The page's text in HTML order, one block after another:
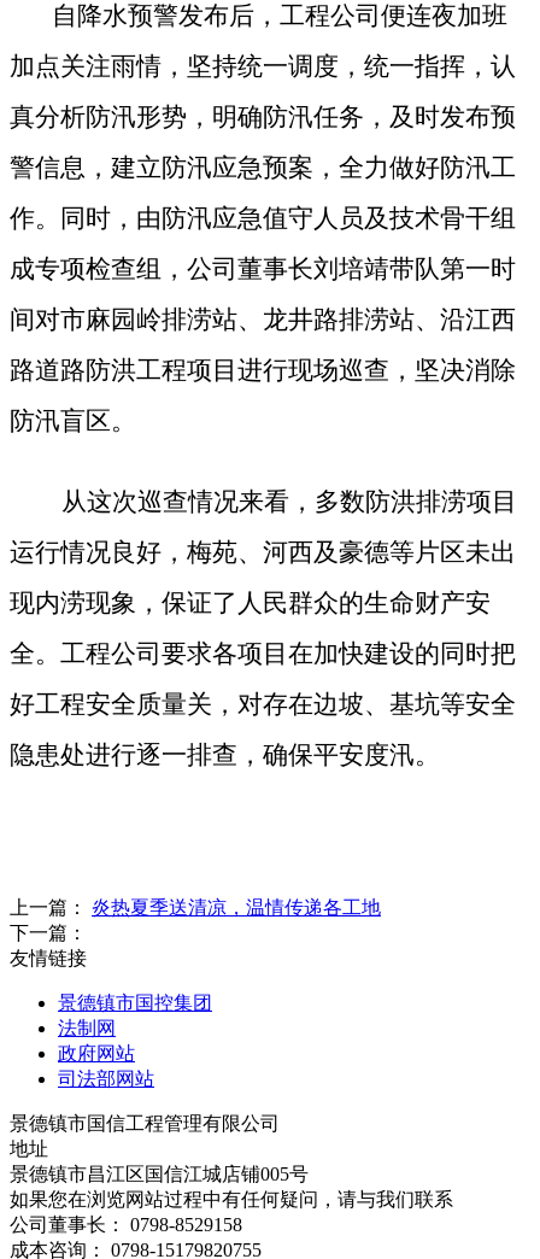
自降水预警发布后，工程公司便连夜加班
加点关注雨情，坚持统一调度，统一指挥，认
真分析防汛形势，明确防汛任务，及时发布预
警信息，建立防汛应急预案，全力做好防汛工
作。同时，由防汛应急值守人员及技术骨干组
成专项检查组，公司董事长刘培靖带队第一时
间对市麻园岭排涝站、龙井路排涝站、沿江西
路道路防洪工程项目进行现场巡查，坚决消除
防汛盲区。
从这次巡查情况来看，多数防洪排涝项目
运行情况良好，梅苑、河西及豪德等片区未出
现内涝现象，保证了人民群众的生命财产安
全。工程公司要求各项目在加快建设的同时把
好工程安全质量关，对存在边坡、基坑等安全
隐患处进行逐一排查，确保平安度汛。
上一篇： 炎热夏季送清凉，温情传递各工地
下一篇：
友情链接
景德镇市国控集团
法制网
政府网站
司法部网站
景德镇市国信工程管理有限公司
地址
景德镇市昌江区国信江城店铺005号
如果您在浏览网站过程中有任何疑问，请与我们联系
公司董事长： 0798-8529158
成本咨询： 0798-15179820755